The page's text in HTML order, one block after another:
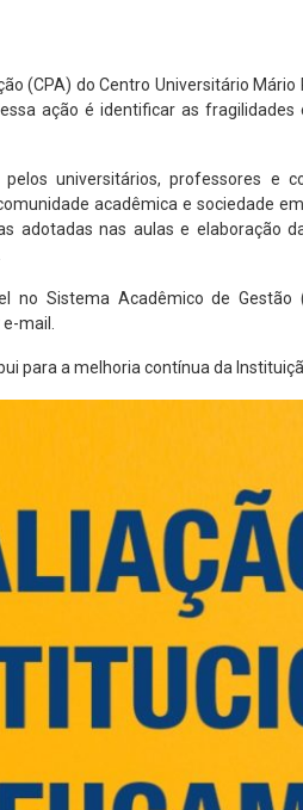
(CPA) do Centro Universitário
ação é identificar as
universitários, professores e
acadêmica e sociedade
adotadas nas aulas e elaboração
no Sistema Acadêmico de
mail.
para a melhoria contínua da